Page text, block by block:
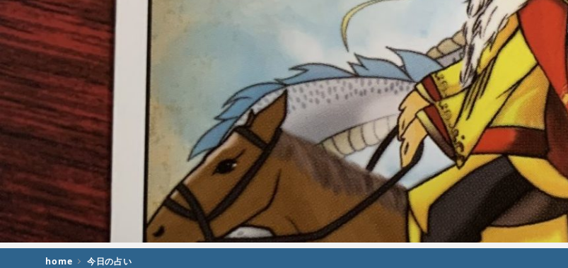
home 今日の占い